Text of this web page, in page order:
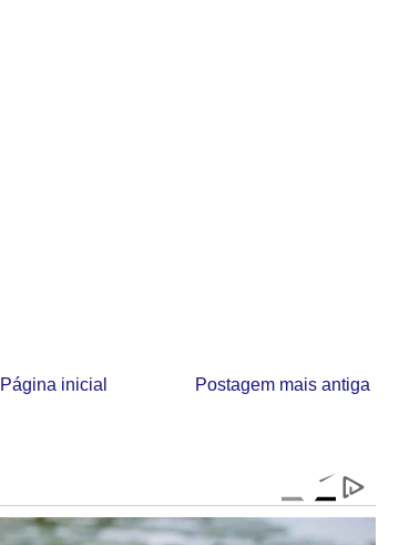
Postagem mais antiga
Página inicial